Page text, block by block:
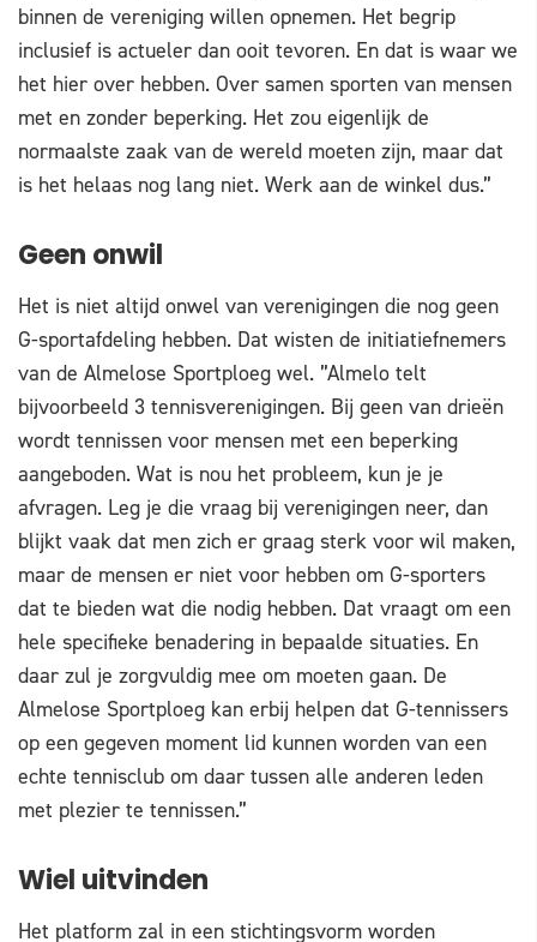
binnen de vereniging willen opnemen. Het begrip
inclusief is actueler dan ooit tevoren. En dat is waar we
het hier over hebben. Over samen sporten van mensen
met en zonder beperking. Het zou eigenlijk de
normaalste zaak van de wereld moeten zijn, maar dat
is het helaas nog lang niet. Werk aan de winkel dus.”
Geen onwil
Het is niet altijd onwel van verenigingen die nog geen
G-sportafdeling hebben. Dat wisten de initiatiefnemers
van de Almelose Sportploeg wel. ”Almelo telt
bijvoorbeeld 3 tennisverenigingen. Bij geen van drieën
wordt tennissen voor mensen met een beperking
aangeboden. Wat is nou het probleem, kun je je
afvragen. Leg je die vraag bij verenigingen neer, dan
blijkt vaak dat men zich er graag sterk voor wil maken,
maar de mensen er niet voor hebben om G-sporters
dat te bieden wat die nodig hebben. Dat vraagt om een
hele specifieke benadering in bepaalde situaties. En
daar zul je zorgvuldig mee om moeten gaan. De
Almelose Sportploeg kan erbij helpen dat G-tennissers
op een gegeven moment lid kunnen worden van een
echte tennisclub om daar tussen alle anderen leden
met plezier te tennissen.”
Wiel uitvinden
Het platform zal in een stichtingsvorm worden